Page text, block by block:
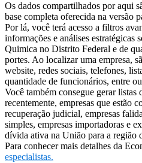
Os dados compartilhados por aqui
base completa oferecida na versão
Por lá, você terá acesso a filtros
informações e análises estratégicas
Quimica no Distrito Federal e de
portes. Ao localizar uma empresa,
website, redes sociais, telefones,
quantidade de funcionários, entre
Você também consegue gerar listas
recentemente, empresas que estão
recuperação judicial, empresas
simples, empresas importadoras e
dívida ativa na União para a região
Para conhecer mais detalhes da
especialistas.